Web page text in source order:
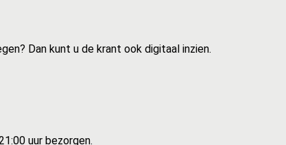
Dan kunt u de krant ook digitaal inzien.
uur bezorgen.